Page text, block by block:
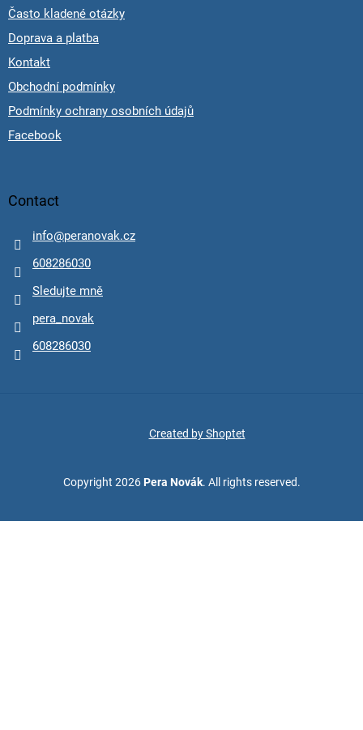
Často kladené otázky
Doprava a platba
Kontakt
Obchodní podmínky
Podmínky ochrany osobních údajů
Facebook
Contact
info@peranovak.cz
608286030
Sledujte mně
pera_novak
608286030
Created by Shoptet
Copyright 2026 Pera Novák. All rights reserved.